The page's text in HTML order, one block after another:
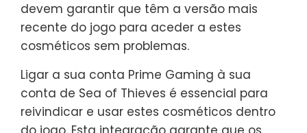
devem garantir que têm a versão mais
recente do jogo para aceder a estes
cosméticos sem problemas.
Ligar a sua conta Prime Gaming à sua
conta de Sea of Thieves é essencial para
reivindicar e usar estes cosméticos dentro